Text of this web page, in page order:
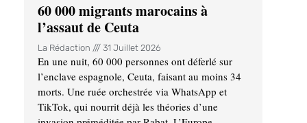
60 000 migrants marocains à
l’assaut de Ceuta
La Rédaction 31 Juillet 2026
En une nuit, 60 000 personnes ont déferlé sur
l’enclave espagnole, Ceuta, faisant au moins 34
morts. Une ruée orchestrée via WhatsApp et
TikTok, qui nourrit déjà les théories d’une